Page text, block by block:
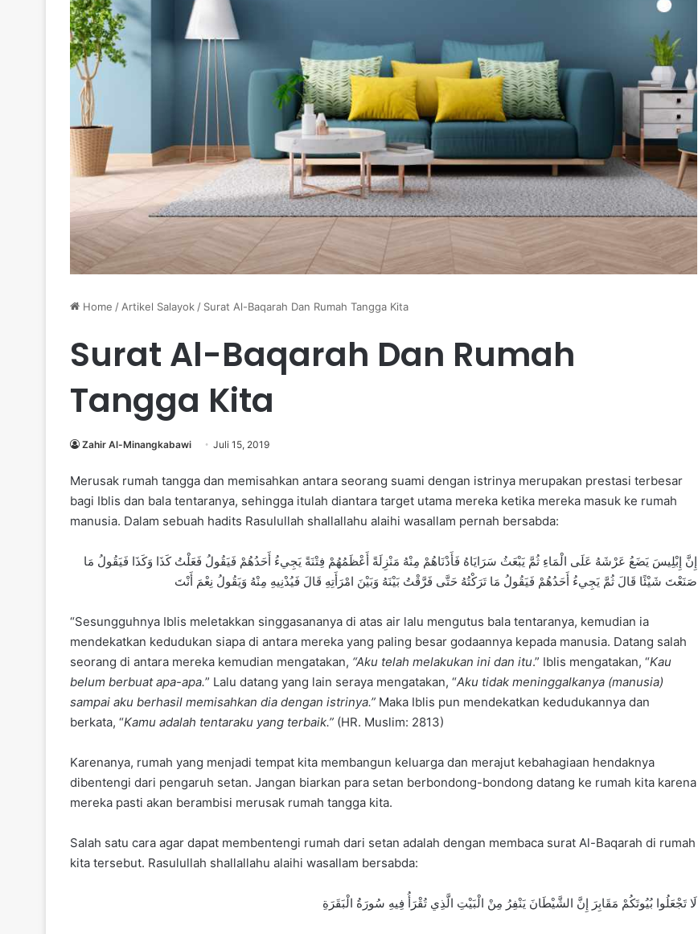
Home / Artikel Salayok / Surat Al-Baqarah Dan Rumah Tangga Kita
Surat Al-Baqarah Dan Rumah
Tangga Kita
Zahir Al-Minangkabawi Juli 15, 2019
Merusak rumah tangga dan memisahkan antara seorang suami dengan istrinya merupakan prestasi terbesar
bagi Iblis dan bala tentaranya, sehingga itulah diantara target utama mereka ketika mereka masuk ke rumah
manusia. Dalam sebuah hadits Rasulullah shallallahu alaihi wasallam pernah bersabda:
صَنَعْتَ شَيْئًا قَالَ ثُمَّ يَجِيءُ أَحَدُهُمْ فَيَقُولُ مَا تَرَكْتُهُ حَتَّى فَرَّقْتُ بَيْنَهُ وَبَيْنَ امْرَأَتِهِ قَالَ فَيُدْنِيهِ مِنْهُ وَيَقُولُ نِعْمَ أَنْتَ
“Sesungguhnya Iblis meletakkan singgasananya di atas air lalu mengutus bala tentaranya, kemudian ia
mendekatkan kedudukan siapa di antara mereka yang paling besar godaannya kepada manusia. Datang salah
seorang di antara mereka kemudian mengatakan, “Aku telah melakukan ini dan itu.” Iblis mengatakan, “Kau
belum berbuat apa-apa.” Lalu datang yang lain seraya mengatakan, “Aku tidak meninggalkanya (manusia)
sampai aku berhasil memisahkan dia dengan istrinya.” Maka Iblis pun mendekatkan kedudukannya dan
berkata, “Kamu adalah tentaraku yang terbaik.” (HR. Muslim: 2813)
Karenanya, rumah yang menjadi tempat kita membangun keluarga dan merajut kebahagiaan hendaknya
dibentengi dari pengaruh setan. Jangan biarkan para setan berbondong-bondong datang ke rumah kita karena
mereka pasti akan berambisi merusak rumah tangga kita.
Salah satu cara agar dapat membentengi rumah dari setan adalah dengan membaca surat Al-Baqarah di rumah
kita tersebut. Rasulullah shallallahu alaihi wasallam bersabda:
لَا تَجْعَلُوا بُيُوتَكُمْ مَقَابِرَ إِنَّ الشَّيْطَانَ يَنْفِرُ مِنْ الْبَيْتِ الَّذِي تُقْرَأُ فِيهِ سُورَةُ الْبَقَرَةِ